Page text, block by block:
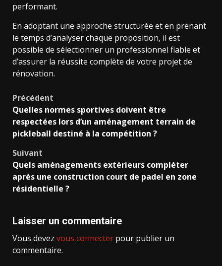
performant.
En adoptant une approche structurée et en prenant
le temps d’analyser chaque proposition, il est
possible de sélectionner un professionnel fiable et
d’assurer la réussite complète de votre projet de
rénovation.
Navigation
d’article
Précédent
Quelles normes sportives doivent être
respectées lors d’un aménagement terrain de
pickleball destiné à la compétition ?
Suivant
Quels aménagements extérieurs compléter
après une construction court de padel en zone
résidentielle ?
Laisser un commentaire
Vous devez vous connecter pour publier un
commentaire.